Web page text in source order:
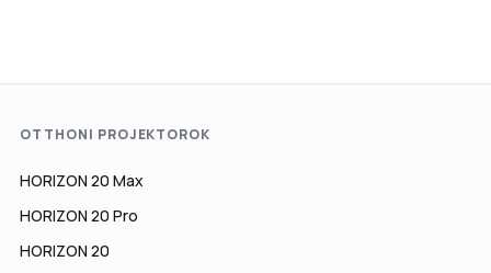
OTTHONI PROJEKTOROK
HORIZON 20 Max
HORIZON 20 Pro
HORIZON 20